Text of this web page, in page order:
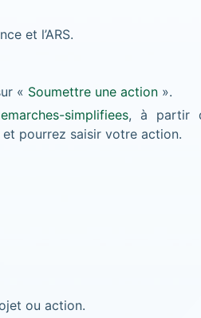
et l’ARS.
« Soumettre une action ».
simplifiees, à partir
pourrez saisir votre action.
ou action.